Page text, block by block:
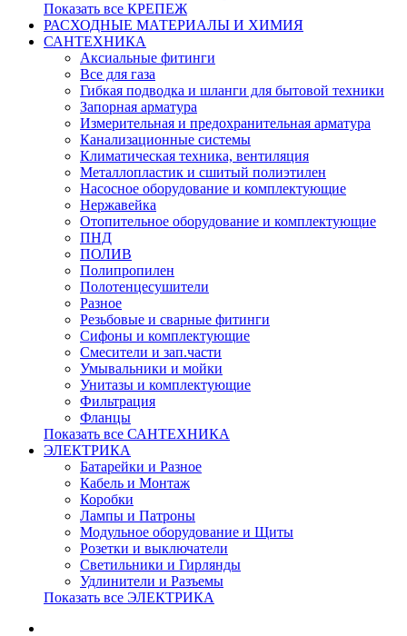
Показать все КРЕПЕЖ
РАСХОДНЫЕ МАТЕРИАЛЫ И ХИМИЯ
САНТЕХНИКА
Аксиальные фитинги
Все для газа
Гибкая подводка и шланги для бытовой техники
Запорная арматура
Измерительная и предохранительная арматура
Канализационные системы
Климатическая техника, вентиляция
Металлопластик и сшитый полиэтилен
Насосное оборудование и комплектующие
Нержавейка
Отопительное оборудование и комплектующие
ПНД
ПОЛИВ
Полипропилен
Полотенцесушители
Разное
Резьбовые и сварные фитинги
Сифоны и комплектующие
Смесители и зап.части
Умывальники и мойки
Унитазы и комплектующие
Фильтрация
Фланцы
Показать все САНТЕХНИКА
ЭЛЕКТРИКА
Батарейки и Разное
Кабель и Монтаж
Коробки
Лампы и Патроны
Модульное оборудование и Щиты
Розетки и выключатели
Светильники и Гирлянды
Удлинители и Разъемы
Показать все ЭЛЕКТРИКА